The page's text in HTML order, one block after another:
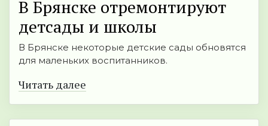
В Брянске отремонтируют
детсады и школы
В Брянске некоторые детские сады обновятся
для маленьких воспитанников.
Читать далее